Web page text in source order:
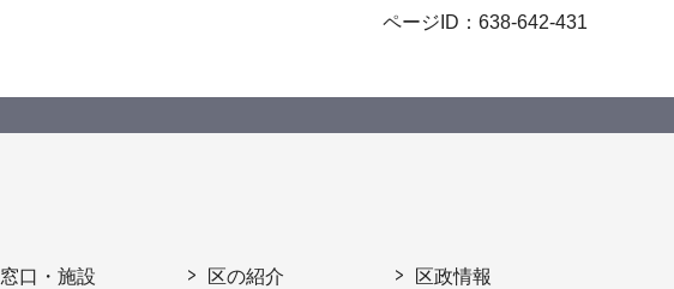
ページID：638-642-431
窓口・施設 区の紹介 区政情報